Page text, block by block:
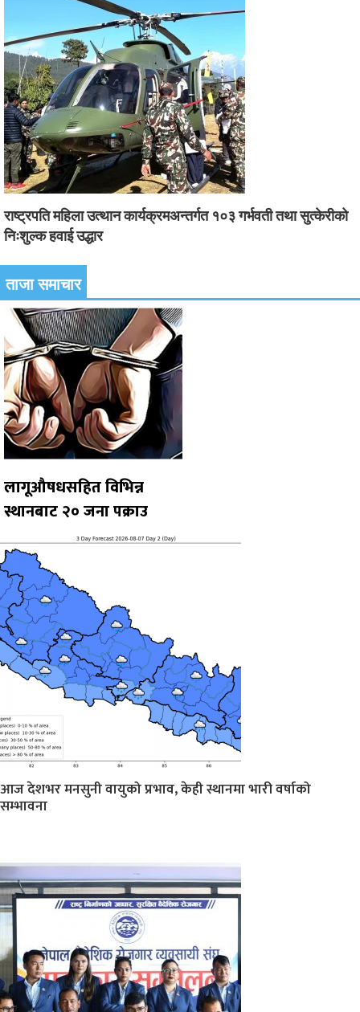
राष्ट्रपति महिला उत्थान कार्यक्रमअन्तर्गत १०३ गर्भवती तथा सुत्केरीको
निःशुल्क हवाई उद्धार
ताजा समाचार
लागूऔषधसहित विभिन्न
स्थानबाट २० जना पक्राउ
आज देशभर मनसुनी वायुको प्रभाव, केही स्थानमा भारी वर्षाको
सम्भावना